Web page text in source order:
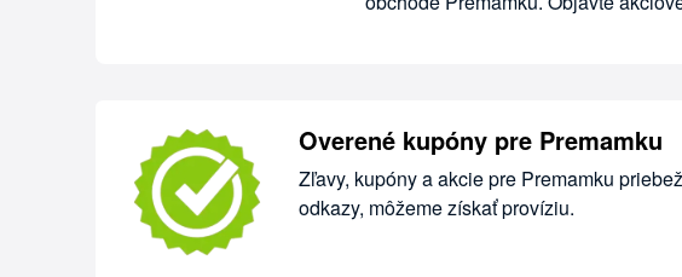
Overené kupóny pre Premamku
Zľavy, kupóny a akcie pre Premamku
odkazy, môžeme získať províziu.